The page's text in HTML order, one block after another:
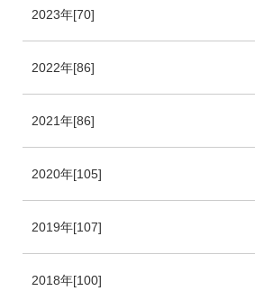
2023年[70]
2022年[86]
2021年[86]
2020年[105]
2019年[107]
2018年[100]